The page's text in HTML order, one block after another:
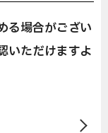
る場合がござい
いただけますよ